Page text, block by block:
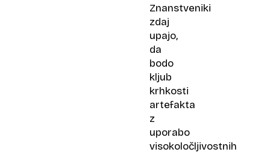
Znanstveniki
zdaj
upajo,
da
bodo
kljub
krhkosti
artefakta
z
uporabo
visokoločljivostnih